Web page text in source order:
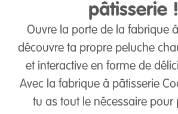
pâtisserie !
Ouvre la porte de la fabrique
découvre ta propre peluche
et interactive en forme de
Avec la fabrique à pâtisserie
tu as tout le nécessaire pour